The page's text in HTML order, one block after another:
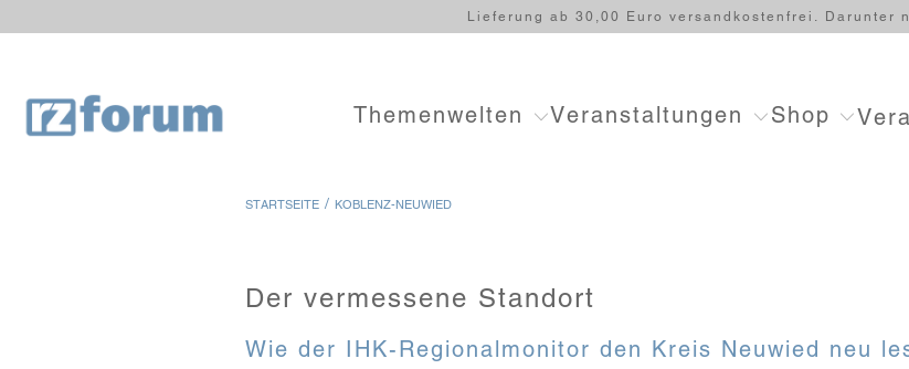
Lieferung ab 30,00 Euro versandkostenfrei. Darunter
Themenwelten Veranstaltungen Shop
STARTSEITE / KOBLENZ-NEUWIED
Der vermessene Standort
Wie der IHK-Regionalmonitor den Kreis Neuwied neu